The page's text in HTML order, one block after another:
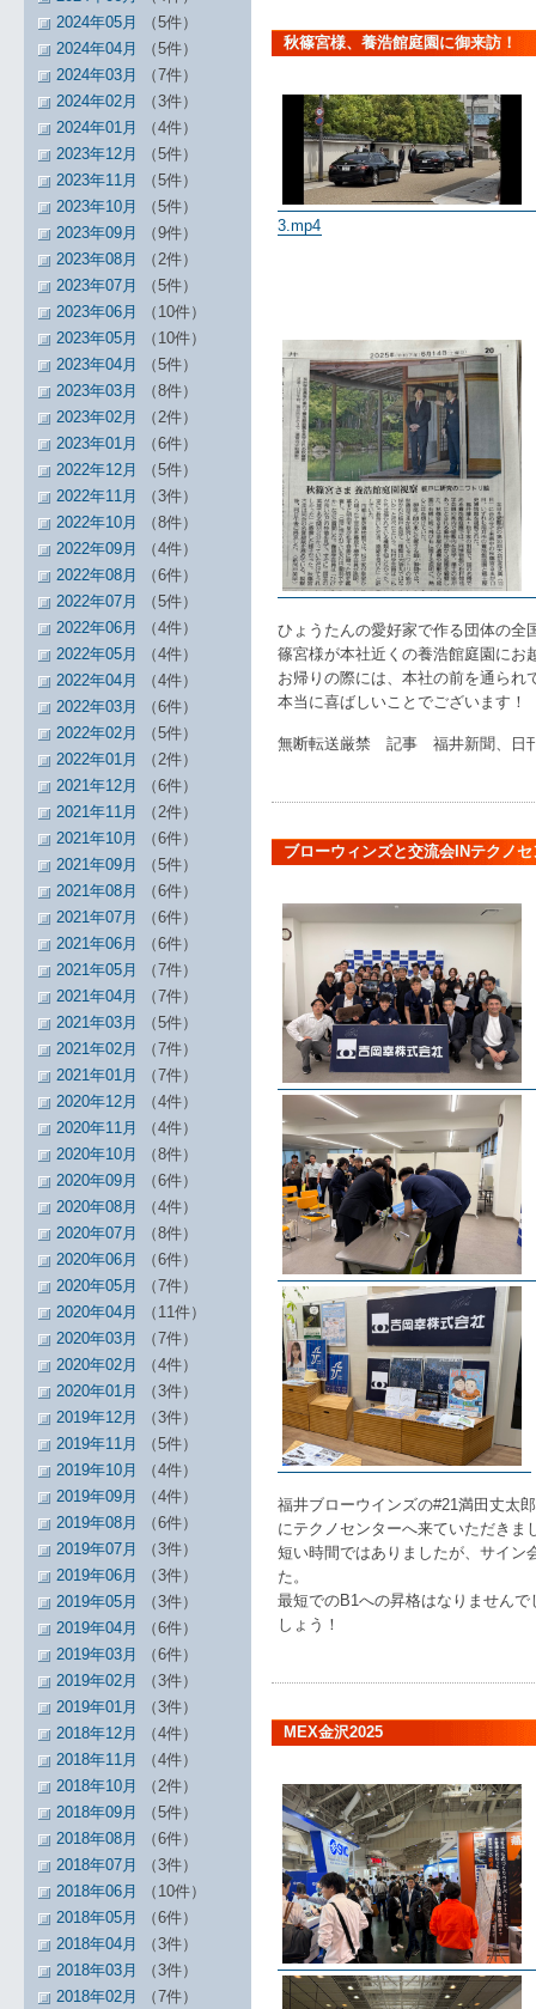
秋篠宮様、養浩館庭園に御来訪！
3.mp4
ひょうたんの愛好家で作る団体の全
篠宮様が本社近くの養浩館庭園にお
お帰りの際には、本社の前を通られ
本当に喜ばしいことでございます！
無断転送厳禁 記事 福井新聞、日
ブローウィンズと交流会INテクノ
福井ブローウインズの#21満田丈太
にテクノセンターへ来ていただきま
短い時間ではありましたが、サイン
た。
最短でのB1への昇格はなりません
しょう！
MEX金沢2025
2024年05月
（5件）
2024年04月
（5件）
2024年03月
（7件）
2024年02月
（3件）
2024年01月
（4件）
2023年12月
（5件）
2023年11月
（5件）
2023年10月
（5件）
2023年09月
（9件）
2023年08月
（2件）
2023年07月
（5件）
2023年06月
（10件）
2023年05月
（10件）
2023年04月
（5件）
2023年03月
（8件）
2023年02月
（2件）
2023年01月
（6件）
2022年12月
（5件）
2022年11月
（3件）
2022年10月
（8件）
2022年09月
（4件）
2022年08月
（6件）
2022年07月
（5件）
2022年06月
（4件）
2022年05月
（4件）
2022年04月
（4件）
2022年03月
（6件）
2022年02月
（5件）
2022年01月
（2件）
2021年12月
（6件）
2021年11月
（2件）
2021年10月
（6件）
2021年09月
（5件）
2021年08月
（6件）
2021年07月
（6件）
2021年06月
（6件）
2021年05月
（7件）
2021年04月
（7件）
2021年03月
（5件）
2021年02月
（7件）
2021年01月
（7件）
2020年12月
（4件）
2020年11月
（4件）
2020年10月
（8件）
2020年09月
（6件）
2020年08月
（4件）
2020年07月
（8件）
2020年06月
（6件）
2020年05月
（7件）
2020年04月
（11件）
2020年03月
（7件）
2020年02月
（4件）
2020年01月
（3件）
2019年12月
（3件）
2019年11月
（5件）
2019年10月
（4件）
2019年09月
（4件）
2019年08月
（6件）
2019年07月
（3件）
2019年06月
（3件）
2019年05月
（3件）
2019年04月
（6件）
2019年03月
（6件）
2019年02月
（3件）
2019年01月
（3件）
2018年12月
（4件）
2018年11月
（4件）
2018年10月
（2件）
2018年09月
（5件）
2018年08月
（6件）
2018年07月
（3件）
2018年06月
（10件）
2018年05月
（6件）
2018年04月
（3件）
2018年03月
（3件）
2018年02月
（7件）